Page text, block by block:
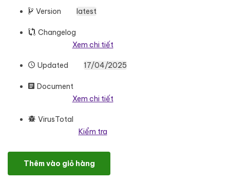
Version latest
Changelog
Xem chi tiết
Updated 17/04/2025
Document
Xem chi tiết
VirusTotal
Kiểm tra
Kidearn - Kindergarten & Baby Care Elementor Template Kit số
Thêm vào giỏ hàng